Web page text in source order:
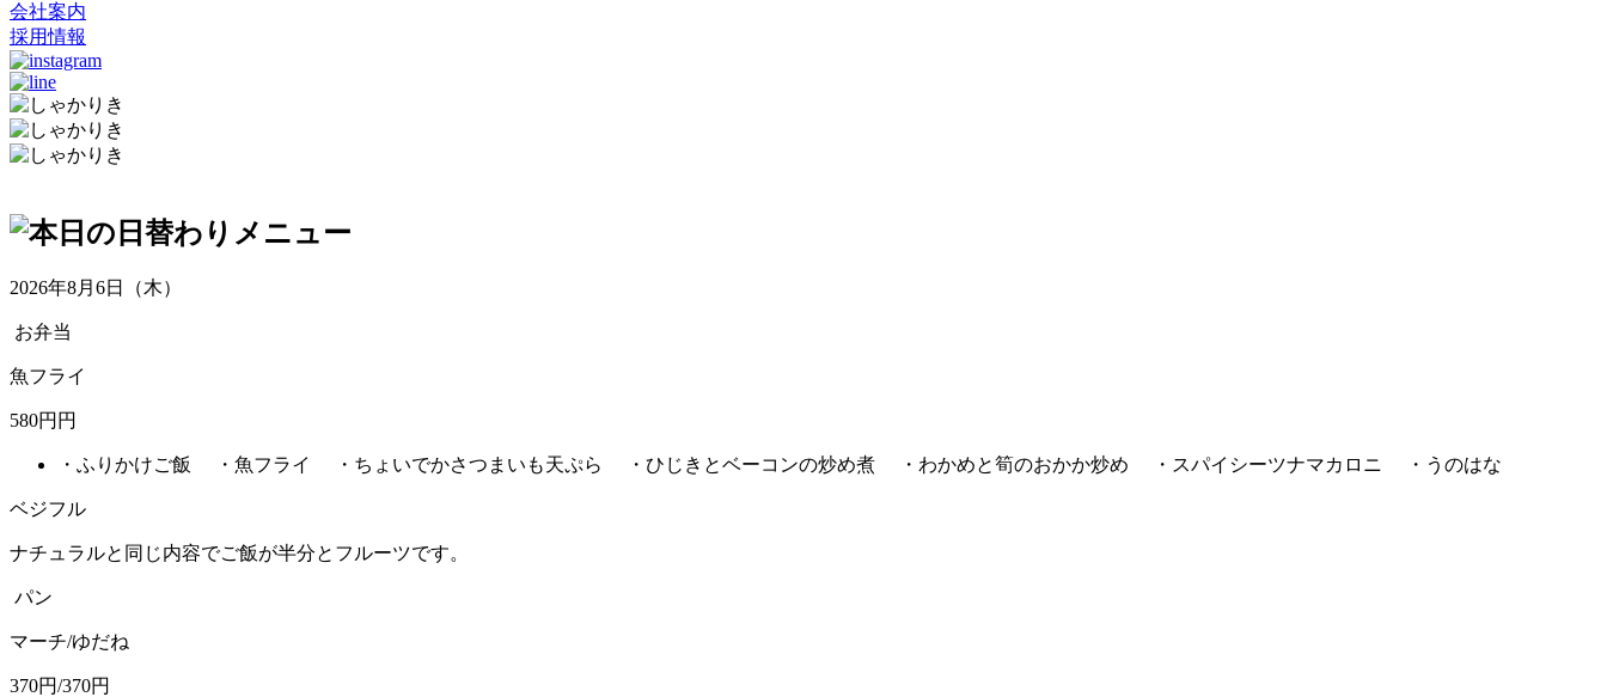
会社案内
採用情報
2026年8月6日（木）
お弁当
魚フライ
580円円
・ふりかけご飯 ・魚フライ ・ちょいでかさつまいも天ぷら ・ひじきとベーコンの炒め煮 ・わかめと筍のおかか炒め ・スパイシーツナマカロニ ・うのはな
ベジフル
ナチュラルと同じ内容でご飯が半分とフルーツです。
パン
マーチ/ゆだね
370円/370円